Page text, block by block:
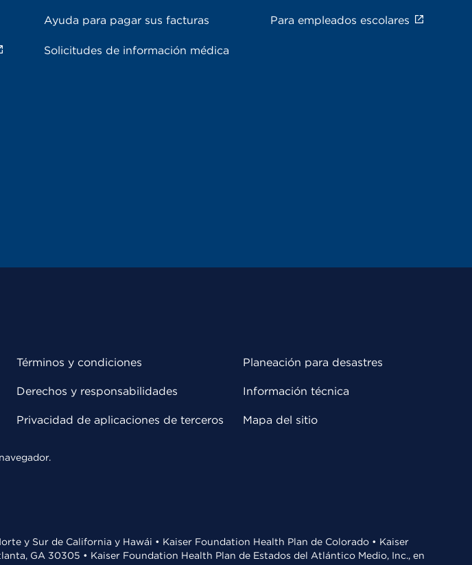
Ayuda para pagar sus facturas
Solicitudes de información médica
Para empleados escolares
Términos y condiciones
Derechos y responsabilidades
Privacidad de aplicaciones de terceros
Planeación para desastres
Información técnica
Mapa del sitio
y Sur de California y Hawái • Kaiser Foundation Health Plan de Colorado • Kaiser
GA 30305 • Kaiser Foundation Health Plan de Estados del Atlántico Medio, Inc., en